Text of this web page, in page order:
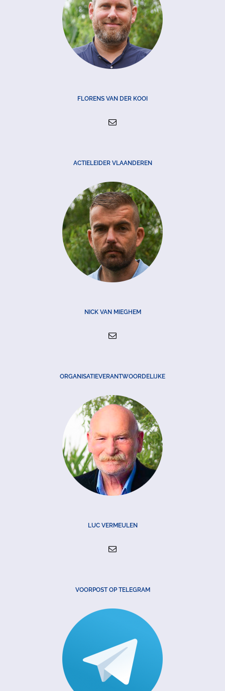
FLORENS VAN DER KOOI
ACTIELEIDER VLAANDEREN
NICK VAN MIEGHEM
ORGANISATIEVERANTWOORDELIJKE
LUC VERMEULEN
VOORPOST OP TELEGRAM